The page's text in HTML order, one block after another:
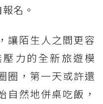
名。
讓陌生人之間更容
力的全新旅遊模
圈，第一天或許還
自然地併桌吃飯，